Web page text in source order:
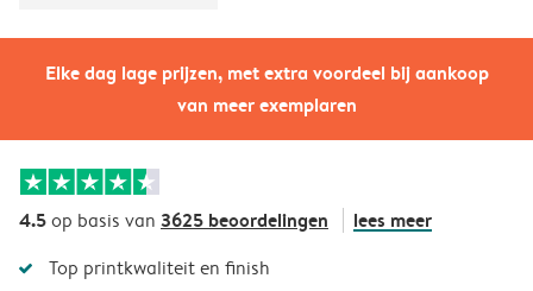
Elke dag lage prijzen, met extra voordeel bij aankoop
van meer exemplaren
4.5op basis van 3625 beoordelingen lees meer
Top printkwaliteit en finish